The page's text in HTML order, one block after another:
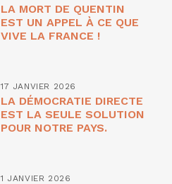
LA MORT DE QUENTIN
EST UN APPEL À CE QUE
VIVE LA FRANCE !
17 JANVIER 2026
LA DÉMOCRATIE DIRECTE
EST LA SEULE SOLUTION
POUR NOTRE PAYS.
1 JANVIER 2026